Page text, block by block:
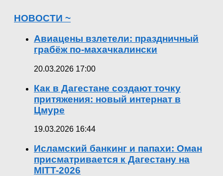
НОВОСТИ ~
Авиацены взлетели: праздничный
грабёж по-махачкалински
20.03.2026 17:00
Как в Дагестане создают точку
притяжения: новый интернат в
Цмуре
19.03.2026 16:44
Исламский банкинг и папахи: Оман
присматривается к Дагестану на
MITT-2026